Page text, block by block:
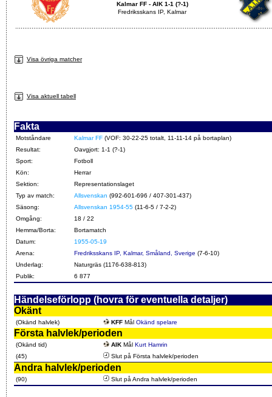
Kalmar FF - AIK 1-1 (?-1)
Fredriksskans IP, Kalmar
Visa övriga matcher
Visa aktuell tabell
Fakta
Motståndare Kalmar FF (VOF: 30-22-25 totalt, 11-11-14 på bortaplan)
Resultat:
Oavgjort: 1-1 (?-1)
Sport:
Fotboll
Kön:
Herrar
Sektion:
Representationslaget
Typ av match:
Allsvenskan (992-601-696 / 407-301-437)
Säsong:
Allsvenskan 1954-55 (11-6-5 / 7-2-2)
Omgång:
18 / 22
Hemma/Borta:
Bortamatch
Datum:
1955-05-19
Arena:
Fredriksskans IP, Kalmar, Småland, Sverige (7-6-10)
Underlag:
Naturgräs (1176-638-813)
Publik:
6 877
Händelseförlopp (hovra för eventuella detaljer)
Okänt
(Okänd halvlek) KFF Mål Okänd spelare
Första halvlek/perioden
(Okänd tid) AIK Mål Kurt Hamrin
(45)
Slut på Första halvlek/perioden
Andra halvlek/perioden
(90) Slut på Andra halvlek/perioden